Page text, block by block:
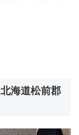
海道松前郡